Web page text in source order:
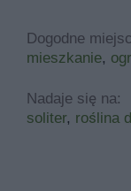
Dogodne
mieszkanie,
Nadaje się na:
soliter, roślina